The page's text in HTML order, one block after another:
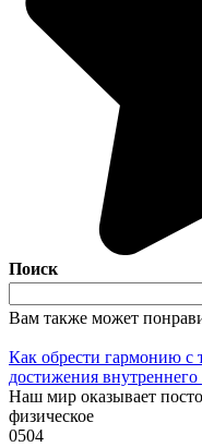
Поиск
Вам также может
Как обрести гармонию с
достижения внутреннего
Наш мир оказывает
физическое
0504